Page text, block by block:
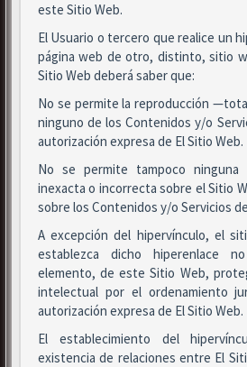
este Sitio Web.
El Usuario o tercero que realice un
página web de otro, distinto, sitio
Sitio Web deberá saber que:
No se permite la reproducción
ninguno de los Contenidos y/o
autorización expresa de El Sitio Web.
No se permite tampoco ninguna
inexacta o incorrecta sobre el Sitio
sobre los Contenidos y/o Servicios
A excepción del hipervínculo, el
establezca dicho hiperenlace
elemento, de este Sitio Web,
intelectual por el ordenamiento
autorización expresa de El Sitio Web.
El establecimiento del
existencia de relaciones entre El